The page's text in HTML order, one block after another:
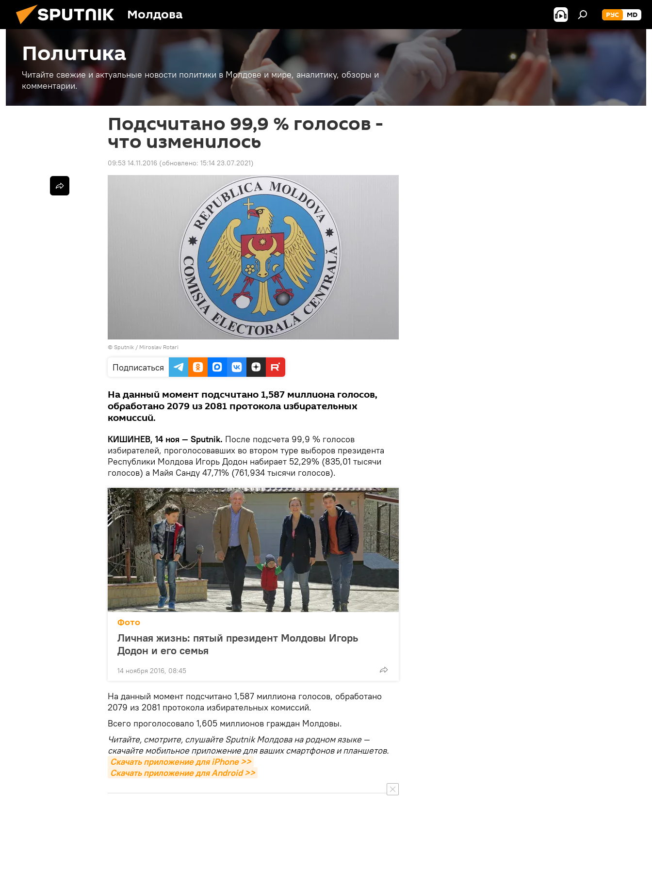
Молдова РУС MD
Политика
Читайте свежие и актуальные новости политики в Молдове и мире, аналитику, обзоры и
комментарии.
Подсчитано 99,9 % голосов -
что изменилось
09:53 14.11.2016 (обновлено: 15:14 23.07.2021)
© Sputnik / Miroslav Rotari
Подписаться
На данный момент подсчитано 1,587 миллиона голосов,
обработано 2079 из 2081 протокола избирательных
комиссий.
КИШИНЕВ, 14 ноя — Sputnik. После подсчета 99,9 % голосов
избирателей, проголосовавших во втором туре выборов президента
Республики Молдова Игорь Додон набирает 52,29% (835,01 тысячи
голосов) а Майя Санду 47,71% (761,934 тысячи голосов).
Фото
Личная жизнь: пятый президент Молдовы Игорь
Додон и его семья
14 ноября 2016, 08:45
На данный момент подсчитано 1,587 миллиона голосов, обработано
2079 из 2081 протокола избирательных комиссий.
Всего проголосовало 1,605 миллионов граждан Молдовы.
Читайте, смотрите, слушайте Sputnik Молдова на родном языке —
скачайте мобильное приложение для ваших смартфонов и планшетов.
Скачать приложение для iPhone >>
Скачать приложение для Android >>